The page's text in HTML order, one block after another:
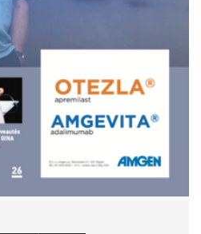
en radiologie : le workflow
la première étude clinique
précoce de risque